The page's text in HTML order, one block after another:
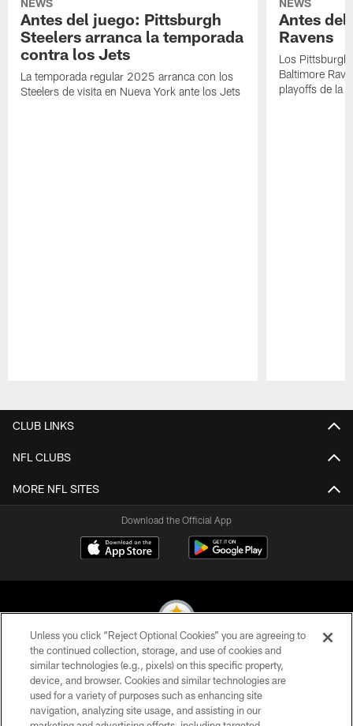
Antes del juego: Pittsburgh
Steelers arranca la temporada
contra los Jets
La temporada regular 2025 arranca con los
Steelers de visita en Nueva York ante los Jets
Antes del
Ravens
Los Pittsburgh
Baltimore
playoffs de la
CLUB LINKS
NFL CLUBS
MORE NFL SITES
Download the Official App
© 2026 Pittsburgh Steelers. All Rights Reserved
PRIVACY POLICY
TERMS OF USE
Unless you click “Reject Optional Cookies” you are agreeing to
the continued collection, storage, and use of cookies and
similar technologies (e.g., pixels) on this specific property,
device, and browser. Cookies and similar technologies are
used for a variety of purposes such as enhancing site
navigation, analyzing site usage, and assisting in our